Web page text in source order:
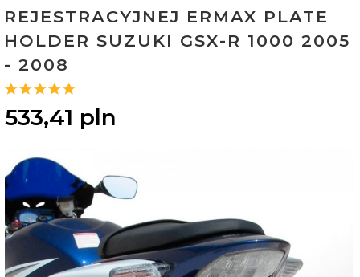
REJESTRACYJNEJ ERMAX PLATE
HOLDER SUZUKI GSX-R 1000 2005
- 2008
533,41 pln